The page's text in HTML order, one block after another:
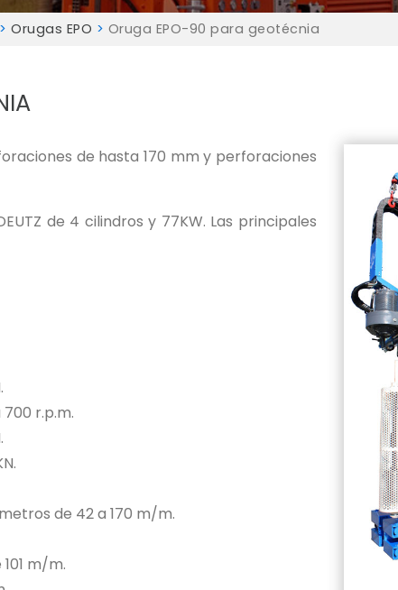
> Orugas EPO > Oruga EPO-90 para geotécnia
de hasta 170 mm y perforaciones
de 4 cilindros y 77KW. Las principales
r.p.m.
de 42 a 170 m/m.
m/m.